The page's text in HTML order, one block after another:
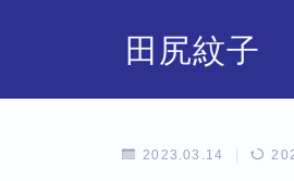
田尻紋子
2023.03.14